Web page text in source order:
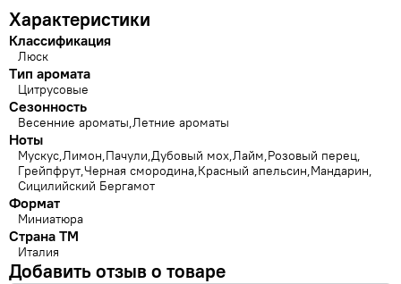
Характеристики
Классификация
Люск
Тип аромата
Цитрусовые
Сезонность
Весенние ароматы Летние ароматы
Ноты
Мускус Лимон Пачули Дубовый мох Лайм Розовый перец
Грейпфрут Черная смородина Красный апельсин Мандарин
Сицилийский Бергамот
Формат
Миниатюра
Страна ТМ
Италия
Добавить отзыв о товаре